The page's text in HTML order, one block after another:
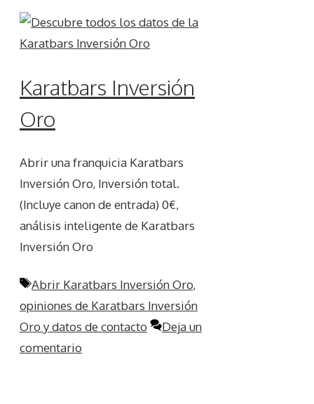
Karatbars Inversión
Oro
Abrir una franquicia Karatbars
Inversión Oro, Inversión total.
(Incluye canon de entrada) 0€,
análisis inteligente de Karatbars
Inversión Oro
Etiquetas
Abrir Karatbars Inversión Oro,
opiniones de Karatbars Inversión
Oro y datos de contacto
Deja un
comentario